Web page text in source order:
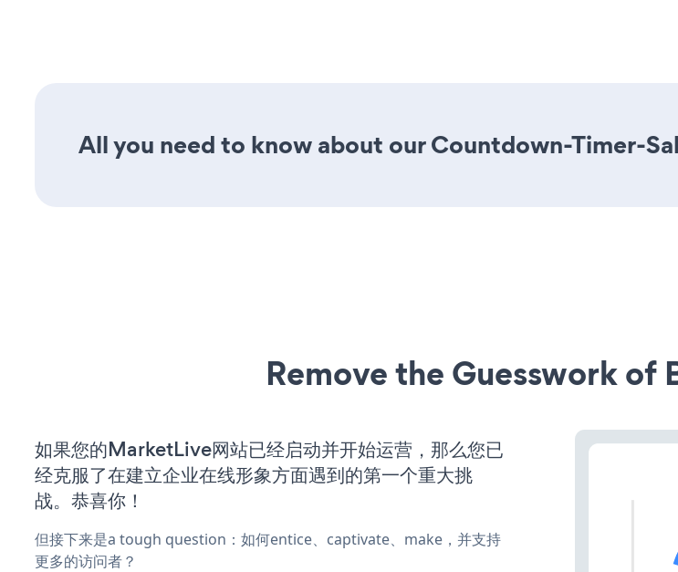
All you need to know about our Countdown-Timer-
Remove the Guesswork of
如果您的MarketLive网站已经启动并开始运营，那么您已
经克服了在建立企业在线形象方面遇到的第一个重大挑
战。恭喜你！
但接下来是a tough question：如何entice、captivate、make，并支持
更多的访问者？